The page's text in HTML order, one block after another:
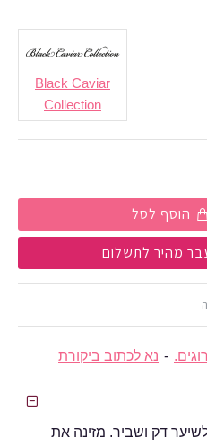
- נא לכתוב ביקורת
Black Caviar
Collection
הוסף לסל
מהיר לתשלום
דק ושביר. מזינה את